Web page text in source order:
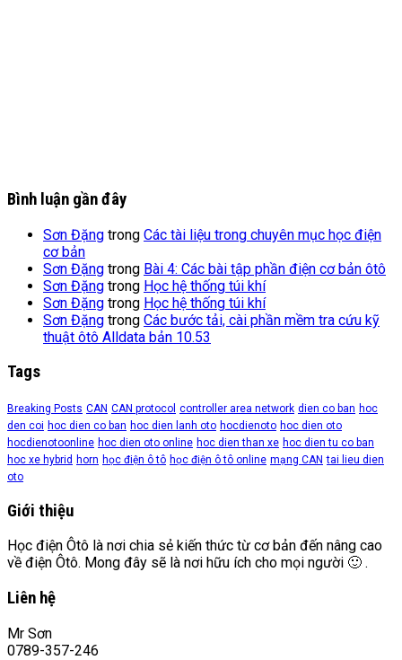
Bình luận gần đây
Sơn Đặng trong Các tài liệu trong chuyên mục học điện
cơ bản
Sơn Đặng trong Bài 4: Các bài tập phần điện cơ bản ôtô
Sơn Đặng trong Học hệ thống túi khí
Sơn Đặng trong Học hệ thống túi khí
Sơn Đặng trong Các bước tải, cài phần mềm tra cứu kỹ
thuật ôtô Alldata bản 10.53
Tags
Breaking Posts CAN CAN protocol controller area network dien co ban hoc
den coi hoc dien co ban hoc dien lanh oto hocdienoto hoc dien oto
hocdienotoonline hoc dien oto online hoc dien than xe hoc dien tu co ban
hoc xe hybrid horn học điện ô tô học điện ô tô online mạng CAN tai lieu dien
oto
Giới thiệu
Học điện Ôtô là nơi chia sẻ kiến thức từ cơ bản đến nâng cao
về điện Ôtô. Mong đây sẽ là nơi hữu ích cho mọi người 🙂 .
Liên hệ
Mr Sơn
0789-357-246